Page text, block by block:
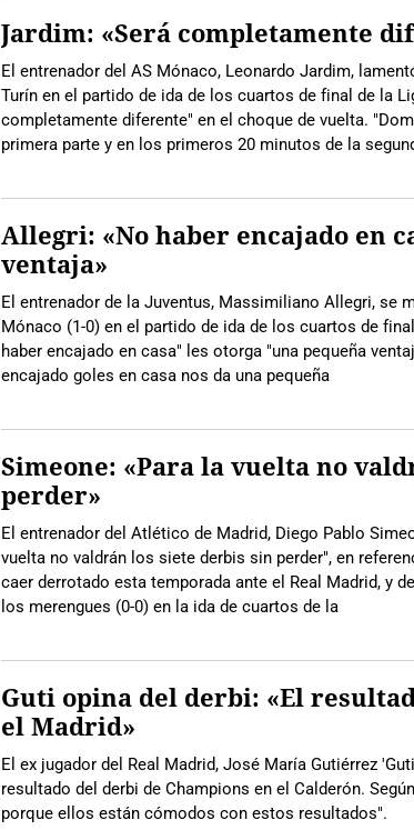
Jardim: «Será completamente
El entrenador del AS Mónaco, Leonardo Jardim,
Turín en el partido de ida de los cuartos de final de la
completamente diferente" en el choque de vuelta.
primera parte y en los primeros 20 minutos de la
Allegri: «No haber encajado en
ventaja»
El entrenador de la Juventus, Massimiliano Allegri, se
Mónaco (1-0) en el partido de ida de los cuartos de
haber encajado en casa" les otorga "una pequeña
encajado goles en casa nos da una pequeña
Simeone: «Para la vuelta no
perder»
El entrenador del Atlético de Madrid, Diego Pablo
vuelta no valdrán los siete derbis sin perder", en
caer derrotado esta temporada ante el Real Madrid, y
los merengues (0-0) en la ida de cuartos de la
Guti opina del derbi: «El
el Madrid»
El ex jugador del Real Madrid, José María Gutiérrez
resultado del derbi de Champions en el Calderón.
porque ellos están cómodos con estos resultados".